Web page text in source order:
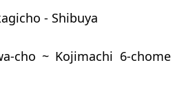
- Shibuya
cho ~ Kojimachi 6-chome